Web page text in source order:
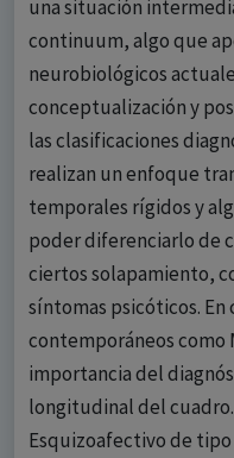
una situación
continuum, algo que
neurobiológicos
conceptualización y
las clasificaciones
realizan un enfoque
temporales rígidos y
poder diferenciarlo de
ciertos solapamiento,
síntomas psicóticos.
contemporáneos como
importancia del
longitudinal del
Esquizoafectivo de